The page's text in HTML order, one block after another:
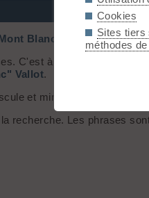
Blanc
retourne tous les
C'est à dire : une
Vallot.
et minuscule, ni les
recherche. Les phrases
Cookies
Sites tiers
méthodes